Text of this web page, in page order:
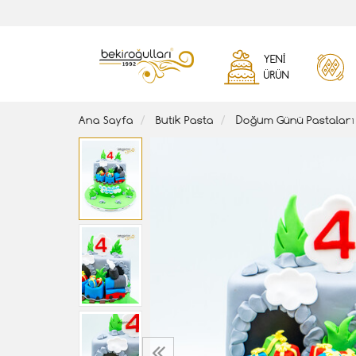
YENI
ÜRÜN
Ana Sayfa Butik Pasta Doğum Günü Pastaları